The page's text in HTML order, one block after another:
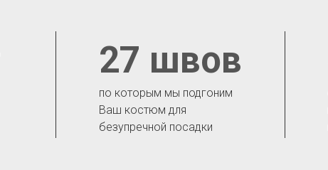
по которым мы подгоним
Ваш костюм для
безупречной посадки
27 швов